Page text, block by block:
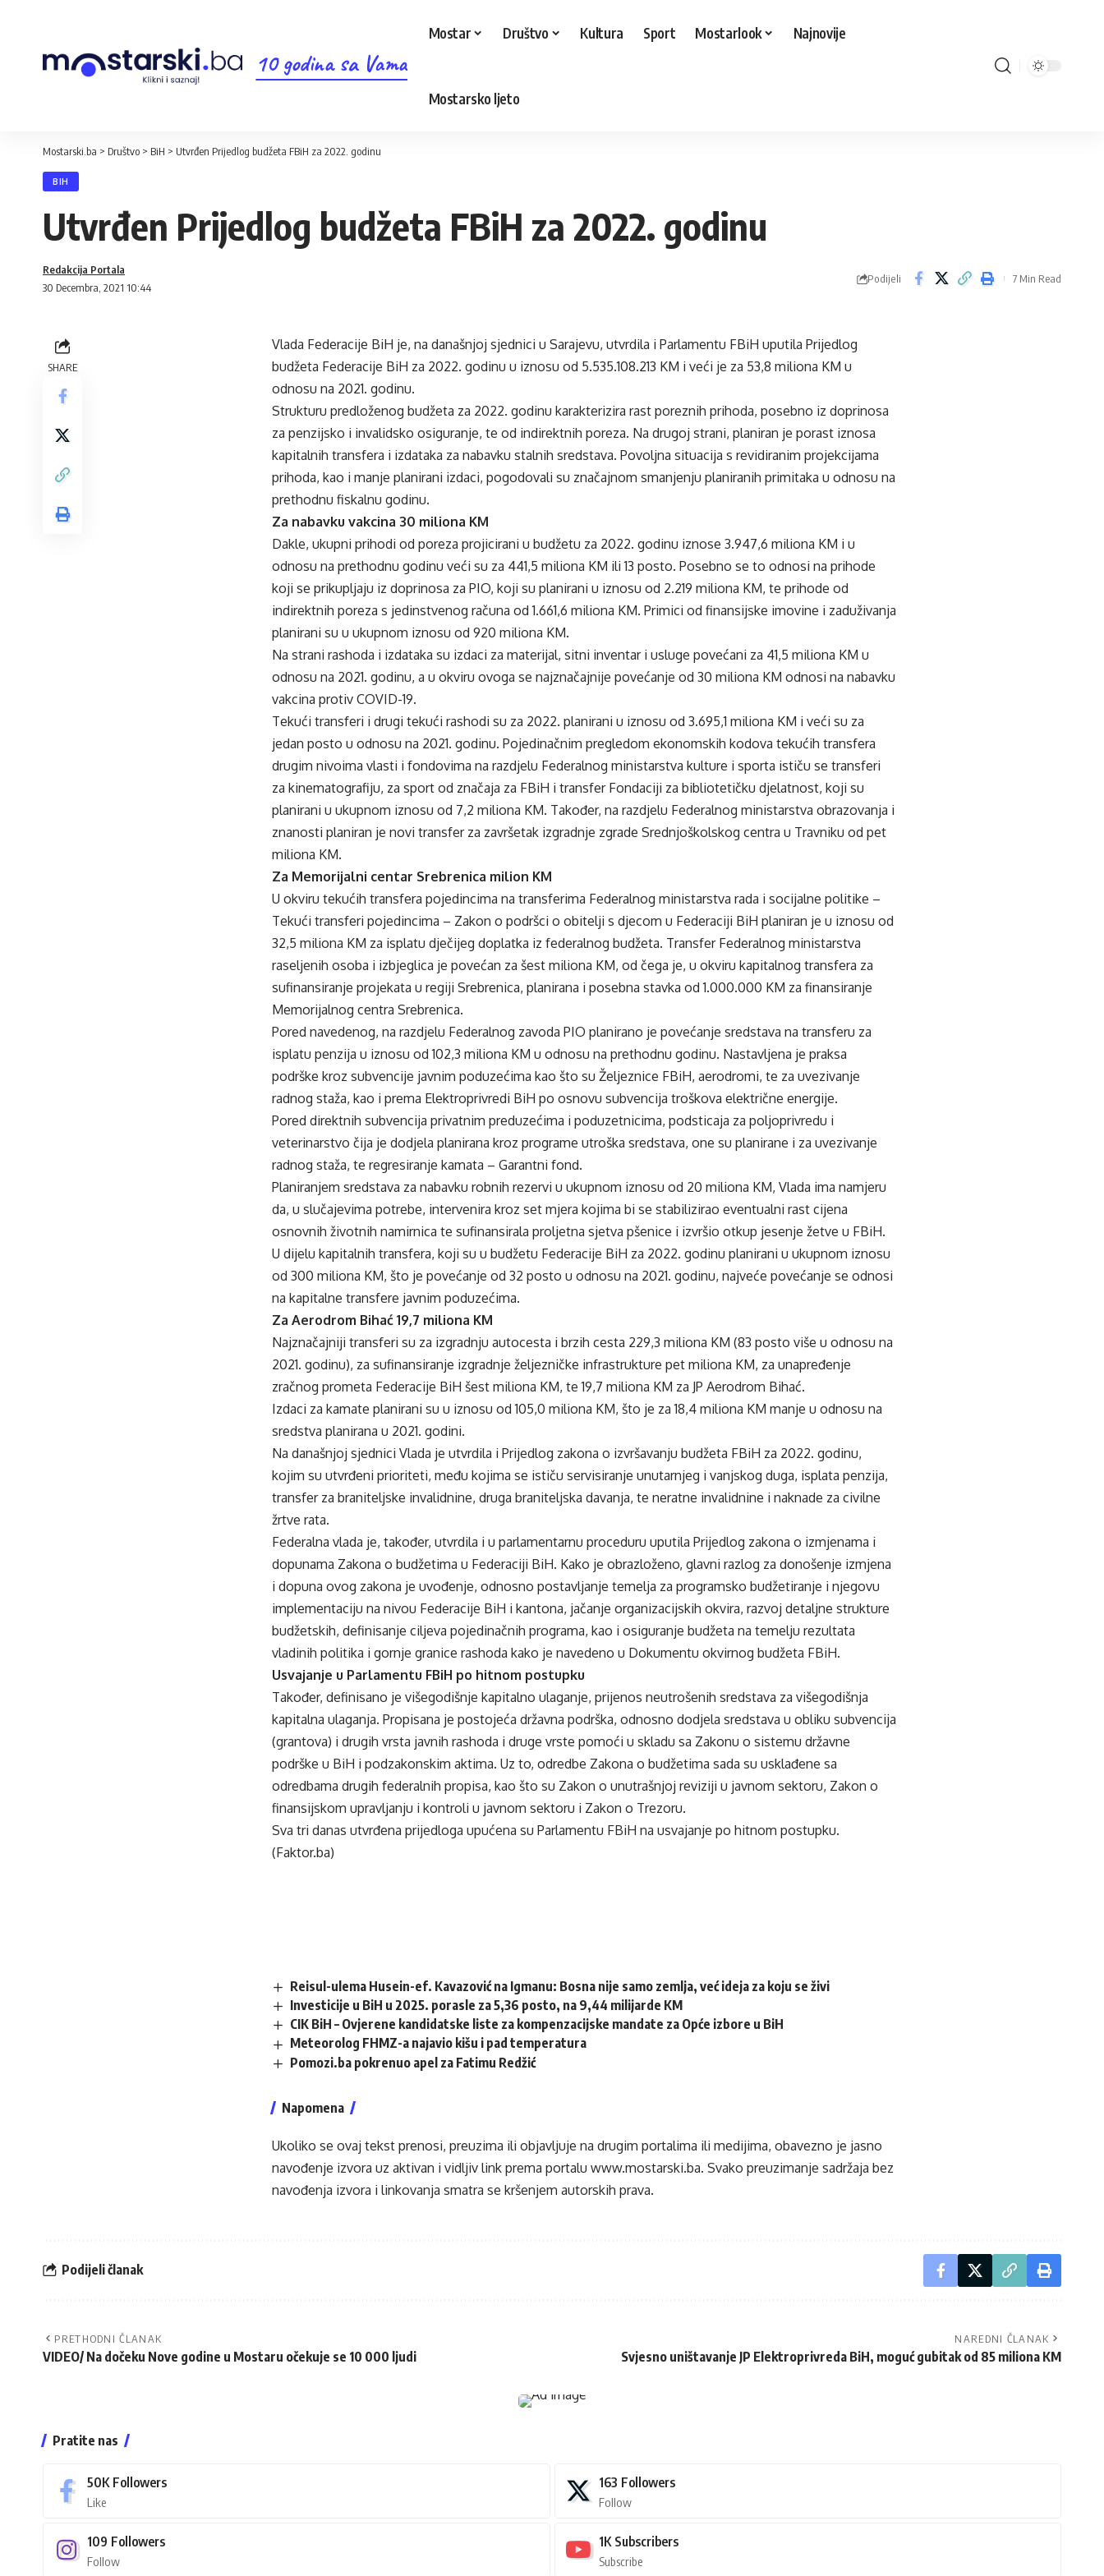
10 godina sa Vama
Mostar Društvo Kultura Sport Mostarlook Najnovije
Mostarsko ljeto
Mostarski.ba > Društvo > BiH > Utvrđen Prijedlog budžeta FBiH za 2022. godinu
BIH
Utvrđen Prijedlog budžeta FBiH za 2022. godinu
30 Decembra, 2021 10:44
Redakcija Portala
Podijeli 7 Min Read
SHARE
Vlada Federacije BiH je, na današnjoj sjednici u Sarajevu, utvrdila i Parlamentu FBiH uputila Prijedlog
budžeta Federacije BiH za 2022. godinu u iznosu od 5.535.108.213 KM i veći je za 53,8 miliona KM u
odnosu na 2021. godinu.
Strukturu predloženog budžeta za 2022. godinu karakterizira rast poreznih prihoda, posebno iz doprinosa
za penzijsko i invalidsko osiguranje, te od indirektnih poreza. Na drugoj strani, planiran je porast iznosa
kapitalnih transfera i izdataka za nabavku stalnih sredstava. Povoljna situacija s revidiranim projekcijama
prihoda, kao i manje planirani izdaci, pogodovali su značajnom smanjenju planiranih primitaka u odnosu na
prethodnu fiskalnu godinu.
Za nabavku vakcina 30 miliona KM
Dakle, ukupni prihodi od poreza projicirani u budžetu za 2022. godinu iznose 3.947,6 miliona KM i u
odnosu na prethodnu godinu veći su za 441,5 miliona KM ili 13 posto. Posebno se to odnosi na prihode
koji se prikupljaju iz doprinosa za PIO, koji su planirani u iznosu od 2.219 miliona KM, te prihode od
indirektnih poreza s jedinstvenog računa od 1.661,6 miliona KM. Primici od finansijske imovine i zaduživanja
planirani su u ukupnom iznosu od 920 miliona KM.
Na strani rashoda i izdataka su izdaci za materijal, sitni inventar i usluge povećani za 41,5 miliona KM u
odnosu na 2021. godinu, a u okviru ovoga se najznačajnije povećanje od 30 miliona KM odnosi na nabavku
vakcina protiv COVID-19.
Tekući transferi i drugi tekući rashodi su za 2022. planirani u iznosu od 3.695,1 miliona KM i veći su za
jedan posto u odnosu na 2021. godinu. Pojedinačnim pregledom ekonomskih kodova tekućih transfera
drugim nivoima vlasti i fondovima na razdjelu Federalnog ministarstva kulture i sporta ističu se transferi
za kinematografiju, za sport od značaja za FBiH i transfer Fondaciji za bibliotetičku djelatnost, koji su
planirani u ukupnom iznosu od 7,2 miliona KM. Također, na razdjelu Federalnog ministarstva obrazovanja i
znanosti planiran je novi transfer za završetak izgradnje zgrade Srednjoškolskog centra u Travniku od pet
miliona KM.
Za Memorijalni centar Srebrenica milion KM
U okviru tekućih transfera pojedincima na transferima Federalnog ministarstva rada i socijalne politike –
Tekući transferi pojedincima – Zakon o podršci o obitelji s djecom u Federaciji BiH planiran je u iznosu od
32,5 miliona KM za isplatu dječijeg doplatka iz federalnog budžeta. Transfer Federalnog ministarstva
raseljenih osoba i izbjeglica je povećan za šest miliona KM, od čega je, u okviru kapitalnog transfera za
sufinansiranje projekata u regiji Srebrenica, planirana i posebna stavka od 1.000.000 KM za finansiranje
Memorijalnog centra Srebrenica.
Pored navedenog, na razdjelu Federalnog zavoda PIO planirano je povećanje sredstava na transferu za
isplatu penzija u iznosu od 102,3 miliona KM u odnosu na prethodnu godinu. Nastavljena je praksa
podrške kroz subvencije javnim poduzećima kao što su Željeznice FBiH, aerodromi, te za uvezivanje
radnog staža, kao i prema Elektroprivredi BiH po osnovu subvencija troškova električne energije.
Pored direktnih subvencija privatnim preduzećima i poduzetnicima, podsticaja za poljoprivredu i
veterinarstvo čija je dodjela planirana kroz programe utroška sredstava, one su planirane i za uvezivanje
radnog staža, te regresiranje kamata – Garantni fond.
Planiranjem sredstava za nabavku robnih rezervi u ukupnom iznosu od 20 miliona KM, Vlada ima namjeru
da, u slučajevima potrebe, intervenira kroz set mjera kojima bi se stabilizirao eventualni rast cijena
osnovnih životnih namirnica te sufinansirala proljetna sjetva pšenice i izvršio otkup jesenje žetve u FBiH.
U dijelu kapitalnih transfera, koji su u budžetu Federacije BiH za 2022. godinu planirani u ukupnom iznosu
od 300 miliona KM, što je povećanje od 32 posto u odnosu na 2021. godinu, najveće povećanje se odnosi
na kapitalne transfere javnim poduzećima.
Za Aerodrom Bihać 19,7 miliona KM
Najznačajniji transferi su za izgradnju autocesta i brzih cesta 229,3 miliona KM (83 posto više u odnosu na
2021. godinu), za sufinansiranje izgradnje željezničke infrastrukture pet miliona KM, za unapređenje
zračnog prometa Federacije BiH šest miliona KM, te 19,7 miliona KM za JP Aerodrom Bihać.
Izdaci za kamate planirani su u iznosu od 105,0 miliona KM, što je za 18,4 miliona KM manje u odnosu na
sredstva planirana u 2021. godini.
Na današnjoj sjednici Vlada je utvrdila i Prijedlog zakona o izvršavanju budžeta FBiH za 2022. godinu,
kojim su utvrđeni prioriteti, među kojima se ističu servisiranje unutarnjeg i vanjskog duga, isplata penzija,
transfer za braniteljske invalidnine, druga braniteljska davanja, te neratne invalidnine i naknade za civilne
žrtve rata.
Federalna vlada je, također, utvrdila i u parlamentarnu proceduru uputila Prijedlog zakona o izmjenama i
dopunama Zakona o budžetima u Federaciji BiH. Kako je obrazloženo, glavni razlog za donošenje izmjena
i dopuna ovog zakona je uvođenje, odnosno postavljanje temelja za programsko budžetiranje i njegovu
implementaciju na nivou Federacije BiH i kantona, jačanje organizacijskih okvira, razvoj detaljne strukture
budžetskih, definisanje ciljeva pojedinačnih programa, kao i osiguranje budžeta na temelju rezultata
vladinih politika i gornje granice rashoda kako je navedeno u Dokumentu okvirnog budžeta FBiH.
Usvajanje u Parlamentu FBiH po hitnom postupku
Također, definisano je višegodišnje kapitalno ulaganje, prijenos neutrošenih sredstava za višegodišnja
kapitalna ulaganja. Propisana je postojeća državna podrška, odnosno dodjela sredstava u obliku subvencija
(grantova) i drugih vrsta javnih rashoda i druge vrste pomoći u skladu sa Zakonu o sistemu državne
podrške u BiH i podzakonskim aktima. Uz to, odredbe Zakona o budžetima sada su usklađene sa
odredbama drugih federalnih propisa, kao što su Zakon o unutrašnjoj reviziji u javnom sektoru, Zakon o
finansijskom upravljanju i kontroli u javnom sektoru i Zakon o Trezoru.
Sva tri danas utvrđena prijedloga upućena su Parlamentu FBiH na usvajanje po hitnom postupku.
(Faktor.ba)
Reisul-ulema Husein-ef. Kavazović na Igmanu: Bosna nije samo zemlja, već ideja za koju se živi
Investicije u BiH u 2025. porasle za 5,36 posto, na 9,44 milijarde KM
CIK BiH – Ovjerene kandidatske liste za kompenzacijske mandate za Opće izbore u BiH
Meteorolog FHMZ-a najavio kišu i pad temperatura
Pomozi.ba pokrenuo apel za Fatimu Redžić
Napomena
Ukoliko se ovaj tekst prenosi, preuzima ili objavljuje na drugim portalima ili medijima, obavezno je jasno
navođenje izvora uz aktivan i vidljiv link prema portalu www.mostarski.ba. Svako preuzimanje sadržaja bez
navođenja izvora i linkovanja smatra se kršenjem autorskih prava.
Podijeli članak
PRETHODNI ČLANAK
VIDEO/ Na dočeku Nove godine u Mostaru očekuje se 10 000 ljudi
NAREDNI ČLANAK
Svjesno uništavanje JP Elektroprivreda BiH, moguć gubitak od 85 miliona KM
Pratite nas
50K Followers
Like
163 Followers
Follow
109 Followers
Follow
1K Subscribers
Subscribe